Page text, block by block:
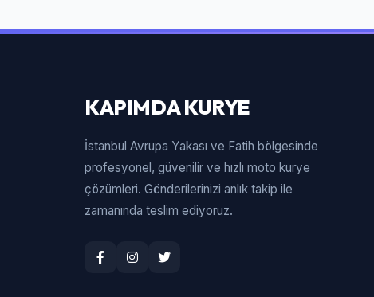
KAPIMDA KURYE
İstanbul Avrupa Yakası ve Fatih bölgesinde
profesyonel, güvenilir ve hızlı moto kurye
çözümleri. Gönderilerinizi anlık takip ile
zamanında teslim ediyoruz.